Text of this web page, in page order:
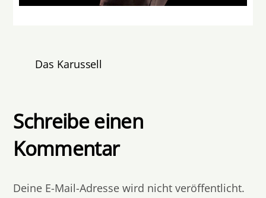
Das Karussell
Schreibe einen
Kommentar
Deine E-Mail-Adresse wird nicht veröffentlicht.